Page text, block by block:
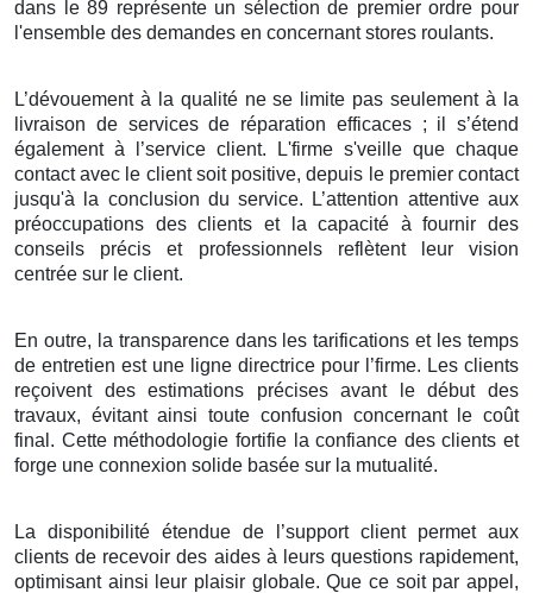
dans le 89 représente un sélection de premier ordre pour
l'ensemble des demandes en concernant stores roulants.
L’dévouement à la qualité ne se limite pas seulement à la
livraison de services de réparation efficaces ; il s’étend
également à l’service client. L'firme s'veille que chaque
contact avec le client soit positive, depuis le premier contact
jusqu'à la conclusion du service. L’attention attentive aux
préoccupations des clients et la capacité à fournir des
conseils précis et professionnels reflètent leur vision
centrée sur le client.
En outre, la transparence dans les tarifications et les temps
de entretien est une ligne directrice pour l’firme. Les clients
reçoivent des estimations précises avant le début des
travaux, évitant ainsi toute confusion concernant le coût
final. Cette méthodologie fortifie la confiance des clients et
forge une connexion solide basée sur la mutualité.
La disponibilité étendue de l’support client permet aux
clients de recevoir des aides à leurs questions rapidement,
optimisant ainsi leur plaisir globale. Que ce soit par appel,